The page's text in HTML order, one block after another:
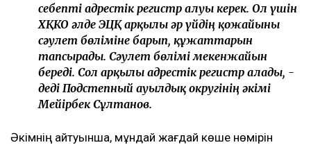
себепті адрестік регистр алуы керек. Ол үшін
ХҚКО әлде ЭЦҚ арқылы әр үйдің қожайыны
сәулет бөліміне барып, құжаттарын
тапсырады. Сәулет бөлімі мекенжайын
береді. Сол арқылы адрестік регистр алады, -
деді Подстепный ауылдық округінің әкімі
Мейірбек Сұлтанов.
Әкімнің айтуынша, мұндай жағдай көше нөмірін